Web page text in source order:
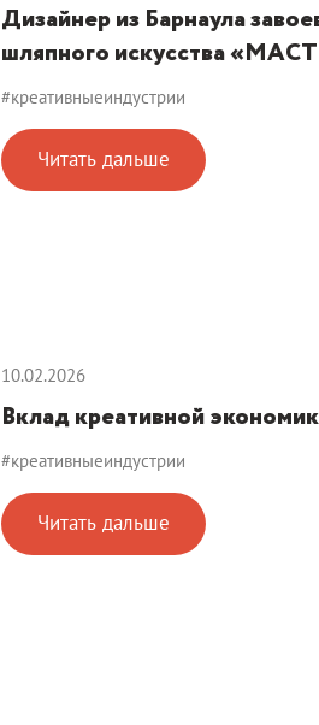
Дизайнер из Барнаула
шляпного искусства
#креативныеиндустрии
Читать дальше
10.02.2026
Вклад креативной
#креативныеиндустрии
Читать дальше